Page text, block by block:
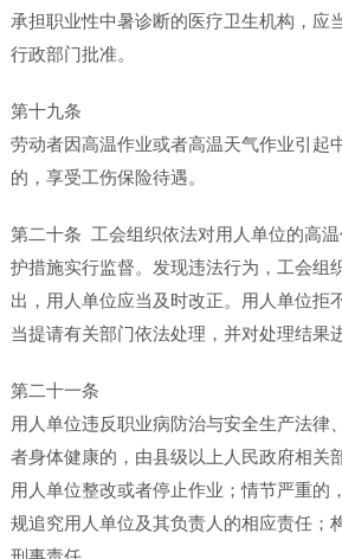
承担职业性中暑诊断的医疗卫生机构，应
行政部门批准。
第十九条
劳动者因高温作业或者高温天气作业引起
的，享受工伤保险待遇。
第二十条 工会组织依法对用人单位的高
护措施实行监督。发现违法行为，工会组
出，用人单位应当及时改正。用人单位拒
当提请有关部门依法处理，并对处理结果
第二十一条
用人单位违反职业病防治与安全生产法律
者身体健康的，由县级以上人民政府相关
用人单位整改或者停止作业；情节严重的
规追究用人单位及其负责人的相应责任；